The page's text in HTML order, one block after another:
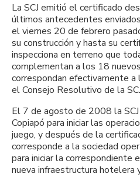
La SCJ emitió el certificado
últimos antecedentes
el viernes 20 de febrero
su construcción y hasta su
inspecciona en terreno que
complementan a los 18
correspondan efectivamente
el Consejo Resolutivo de la
El 7 de agosto de 2008 la
Copiapó para iniciar las
juego, y después de la
corresponde a la sociedad
para iniciar la correspondiente
nueva infraestructura hotelera